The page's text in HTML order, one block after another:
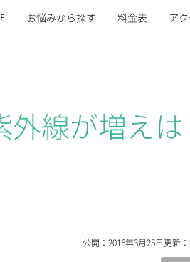
お悩みから探す 料金表 アク
外線が増え
公開： 2016年3月25日更新：